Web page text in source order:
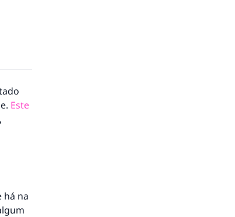
Este
há na